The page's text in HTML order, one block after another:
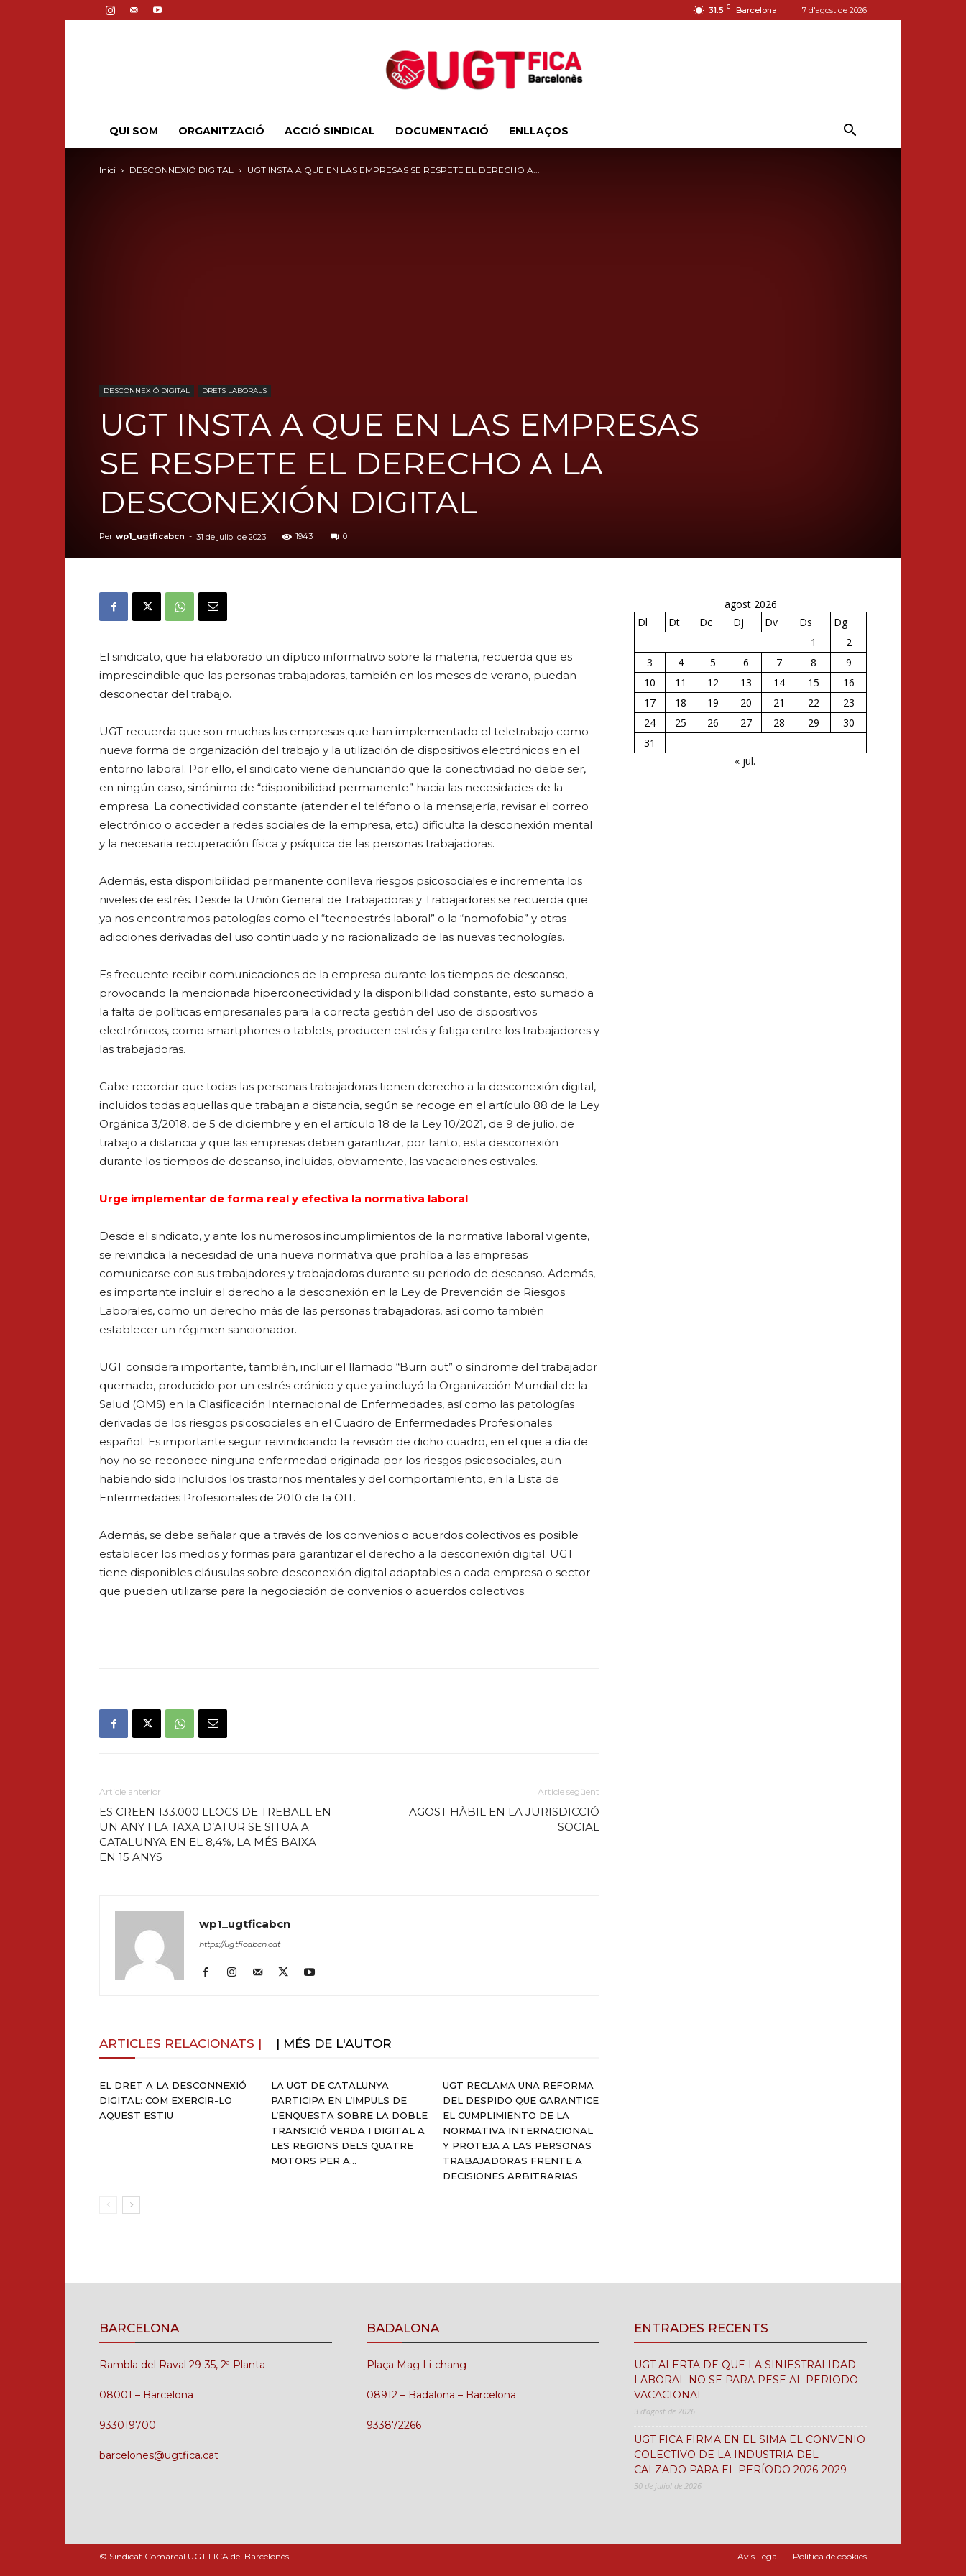
31.5 C Barcelona 7 d'agost de 2026
FICA
QUI SOM ORGANITZACIÓ ACCIÓ SINDICAL DOCUMENTACIÓ ENLLAÇOS
Inici DESCONNEXIÓ DIGITAL UGT INSTA A QUE EN LAS EMPRESAS SE RESPETE EL DERECHO A...
DESCONNEXIÓ DIGITAL DRETS LABORALS
UGT INSTA A QUE EN LAS EMPRESAS
SE RESPETE EL DERECHO A LA
DESCONEXIÓN DIGITAL
Per wp1_ugtficabcn - 31 de juliol de 2023 1943 0
El sindicato, que ha elaborado un díptico informativo sobre la materia, recuerda que es
imprescindible que las personas trabajadoras, también en los meses de verano, puedan
desconectar del trabajo.
UGT recuerda que son muchas las empresas que han implementado el teletrabajo como
nueva forma de organización del trabajo y la utilización de dispositivos electrónicos en el
entorno laboral. Por ello, el sindicato viene denunciando que la conectividad no debe ser,
en ningún caso, sinónimo de “disponibilidad permanente” hacia las necesidades de la
empresa. La conectividad constante (atender el teléfono o la mensajería, revisar el correo
electrónico o acceder a redes sociales de la empresa, etc.) dificulta la desconexión mental
y la necesaria recuperación física y psíquica de las personas trabajadoras.
Además, esta disponibilidad permanente conlleva riesgos psicosociales e incrementa los
niveles de estrés. Desde la Unión General de Trabajadoras y Trabajadores se recuerda que
ya nos encontramos patologías como el “tecnoestrés laboral” o la “nomofobia” y otras
adicciones derivadas del uso continuado y no racionalizado de las nuevas tecnologías.
Es frecuente recibir comunicaciones de la empresa durante los tiempos de descanso,
provocando la mencionada hiperconectividad y la disponibilidad constante, esto sumado a
la falta de políticas empresariales para la correcta gestión del uso de dispositivos
electrónicos, como smartphones o tablets, producen estrés y fatiga entre los trabajadores y
las trabajadoras.
Cabe recordar que todas las personas trabajadoras tienen derecho a la desconexión digital,
incluidos todas aquellas que trabajan a distancia, según se recoge en el artículo 88 de la Ley
Orgánica 3/2018, de 5 de diciembre y en el artículo 18 de la Ley 10/2021, de 9 de julio, de
trabajo a distancia y que las empresas deben garantizar, por tanto, esta desconexión
durante los tiempos de descanso, incluidas, obviamente, las vacaciones estivales.
Urge implementar de forma real y efectiva la normativa laboral
Desde el sindicato, y ante los numerosos incumplimientos de la normativa laboral vigente,
se reivindica la necesidad de una nueva normativa que prohíba a las empresas
comunicarse con sus trabajadores y trabajadoras durante su periodo de descanso. Además,
es importante incluir el derecho a la desconexión en la Ley de Prevención de Riesgos
Laborales, como un derecho más de las personas trabajadoras, así como también
establecer un régimen sancionador.
UGT considera importante, también, incluir el llamado “Burn out” o síndrome del trabajador
quemado, producido por un estrés crónico y que ya incluyó la Organización Mundial de la
Salud (OMS) en la Clasificación Internacional de Enfermedades, así como las patologías
derivadas de los riesgos psicosociales en el Cuadro de Enfermedades Profesionales
español. Es importante seguir reivindicando la revisión de dicho cuadro, en el que a día de
hoy no se reconoce ninguna enfermedad originada por los riesgos psicosociales, aun
habiendo sido incluidos los trastornos mentales y del comportamiento, en la Lista de
Enfermedades Profesionales de 2010 de la OIT.
Además, se debe señalar que a través de los convenios o acuerdos colectivos es posible
establecer los medios y formas para garantizar el derecho a la desconexión digital. UGT
tiene disponibles cláusulas sobre desconexión digital adaptables a cada empresa o sector
que pueden utilizarse para la negociación de convenios o acuerdos colectivos.
Article anterior
ES CREEN 133.000 LLOCS DE TREBALL EN
UN ANY I LA TAXA D’ATUR SE SITUA A
CATALUNYA EN EL 8,4%, LA MÉS BAIXA
EN 15 ANYS
Article següent
AGOST HÀBIL EN LA JURISDICCIÓ
SOCIAL
wp1_ugtficabcn
https://ugtficabcn.cat
ARTICLES RELACIONATS | | MÉS DE L'AUTOR
EL DRET A LA DESCONNEXIÓ
DIGITAL: COM EXERCIR-LO
AQUEST ESTIU
LA UGT DE CATALUNYA
PARTICIPA EN L’IMPULS DE
L’ENQUESTA SOBRE LA DOBLE
TRANSICIÓ VERDA I DIGITAL A
LES REGIONS DELS QUATRE
MOTORS PER A...
UGT RECLAMA UNA REFORMA
DEL DESPIDO QUE GARANTICE
EL CUMPLIMIENTO DE LA
NORMATIVA INTERNACIONAL
Y PROTEJA A LAS PERSONAS
TRABAJADORAS FRENTE A
DECISIONES ARBITRARIAS
agost 2026
Dl
Dt Dc Dj Dv Ds
Dg
1
2
3
4 5 6 7 8
9
10
11 12 13 14 15
16
17
18 19 20 21 22
23
24
25 26 27 28 29
30
31
« jul.
BARCELONA
Rambla del Raval 29-35, 2ª Planta
08001 – Barcelona
933019700
barcelones@ugtfica.cat
BADALONA
Plaça Mag Li-chang
08912 – Badalona – Barcelona
933872266
ENTRADES RECENTS
UGT ALERTA DE QUE LA SINIESTRALIDAD
LABORAL NO SE PARA PESE AL PERIODO
VACACIONAL
3 d'agost de 2026
UGT FICA FIRMA EN EL SIMA EL CONVENIO
COLECTIVO DE LA INDUSTRIA DEL
CALZADO PARA EL PERÍODO 2026-2029
30 de juliol de 2026
Avís Legal Política de cookies
© Sindicat Comarcal UGT FICA del Barcelonès